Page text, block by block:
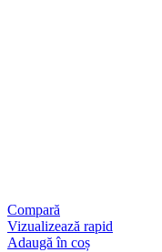
Compară
Vizualizează rapid
Adaugă în coș